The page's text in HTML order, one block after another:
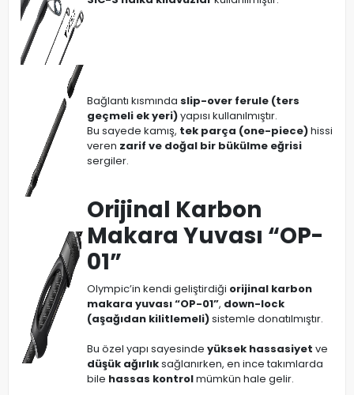
Bağlantı kısmında slip-over ferule (ters
geçmeli ek yeri)yapısı kullanılmıştır.
Bu sayede kamış, tek parça (one-piece)hissi
veren zarif ve doğal bir bükülme eğrisi
sergiler.
Orijinal Karbon
Makara Yuvası “OP-
01”
Olympic’in kendi geliştirdiği orijinal karbon
makara yuvası “OP-01”, down-lock
(aşağıdan kilitlemeli)sistemle donatılmıştır.
Bu özel yapı sayesinde yüksek hassasiyet ve
düşük ağırlıksağlanırken, en ince takımlarda
bile hassas kontrolmümkün hale gelir.